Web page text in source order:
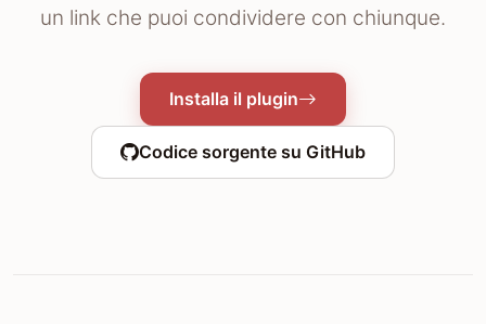
un link che puoi condividere con chiunque.
Installa il plugin
Codice sorgente su GitHub